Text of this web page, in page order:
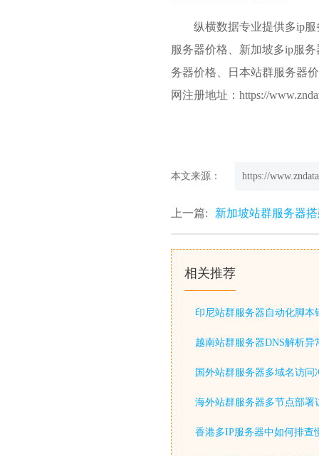
纵横数据专业提供多ip
服务器价格、新加坡多ip服
务器价格、日本站群服务器
网注册地址：https://
本文来源： https://
上一篇: 新加坡站群服务器
相关推荐
印尼站群服务器自动化脚本
越南站群服务器DNS解析异
国外站群服务器多域名访问
海外站群服务器多节点部署
香港多IP服务器中如何排查